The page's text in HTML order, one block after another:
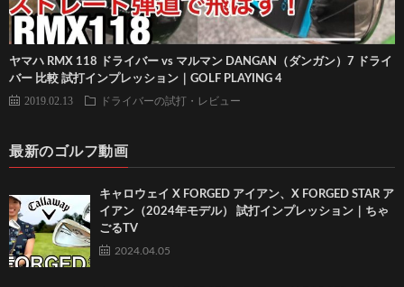
ヤマハ RMX 118 ドライバー vs マルマン DANGAN（ダンガン）7 ドライ
バー 比較 試打インプレッション｜GOLF PLAYING 4
2019.02.13 ドライバーの試打・レビュー
最新のゴルフ動画
キャロウェイ X FORGED アイアン、X FORGED STAR ア
イアン（2024年モデル） 試打インプレッション｜ちゃ
ごるTV
2024.04.05